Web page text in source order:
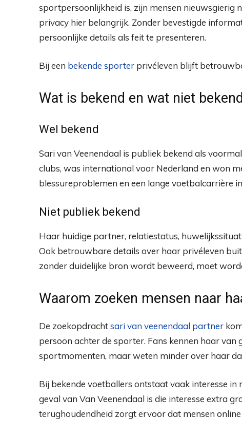
sportpersoonlijkheid is, zijn mensen nieuwsgierig
privacy hier belangrijk. Zonder bevestigde
persoonlijke details als feit te presenteren.
Bij een bekende sporter privéleven blijft
Wat is bekend en wat niet
Wel bekend
Sari van Veenendaal is publiek bekend als
clubs, was international voor Nederland en won
blessureproblemen en een lange voetbalcarrière
Niet publiek bekend
Haar huidige partner, relatiestatus,
Ook betrouwbare details over haar privéleven
zonder duidelijke bron wordt beweerd, moet
Waarom zoeken mensen naar
De zoekopdrachtsari van veenendaal partner
persoon achter de sporter. Fans kennen haar
sportmomenten, maar weten minder over haar
Bij bekende voetballers ontstaat vaak interesse
geval van Van Veenendaal is die interesse extra
terughoudendheid zorgt ervoor dat mensen